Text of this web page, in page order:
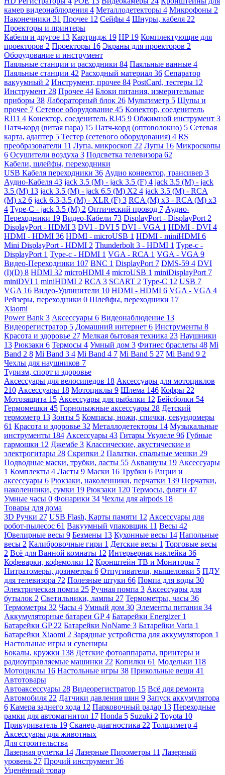
камер видеонаблюдения 4 Металлодетекторы 4 Микрофоны 2
Наконечники 31 Прочее 12 Сейфы 4 Шнуры, кабеля 22
Проекторы и принтеры
Кабеля и другое 13 Картридж 19 HP 19 Комплектующие для
проекторов 2 Проекторы 16 Экраны для проекторов 2
Оборудование и инструмент
Паяльные станции и расходники 84 Паяльные ванные 4
Паяльные станции 42 Расходный материал 36 Сепаратор
вакуумный 2 Инструмент, прочее 84 PostCard, тестеры 12
Инструмент 28 Прочее 44 Блоки питания, измерительные
приборы 38 Лабораторный блок 26 Мультиметр 5 Щупы и
прочее 7 Сетевое оборудование 45 Конектор, соеденитель
RJ11 4 Конектор, соеденитель RJ45 9 Обжимной инструмент 3
Патч-корд (витая пара) 15 Патч-корд (оптоволокно) 5 Сетевая
карта, адаптер 5 Тестер (сетевого оборудования) 4 RS
преобразователи 11 Лупа, микроскоп 22 Лупы 16 Микроскопы
6 Осушители воздуха 3 Подсветка телевизора 62
Кабели, шлейфы, переходники
USB Кабеля переходники 36 Аудио конвектор, трансивер 3
Аудио-Кабеля 43 jack 3.5 (M) - jack 3.5 (F) 4 jack 3.5 (M) - jack
3.5 (M) 13 jack 3.5 (M) - jack 6.5 (M) X2 4 jack 3.5 (M) - RCA
(M) x2 6 jack 6.3-3.5 (M) - XLR (F) 3 RCA (M) x3 - RCA (M) x3
4 Type-C - jack 3.5 (M) 2 Оптический провод 7 Аудио-
Переходники 19 Видео-Кабели 73 DisplayPort - DisplayPort 2
DisplayPort - HDMI 3 DVI - DVI 5 DVI - VGA 1 HDMI - DVI 4
HDMI - HDMI 36 HDMI - microUSB 1 HDMI - miniHDMI 6
Mini DisplayPort - HDMI 2 Thunderbolt 3 - HDMI 1 Type-c -
DisplayPort 1 Type-c - HDMI 1 VGA - RCA 1 VGA - VGA 9
Видео-Переходники 107 BNC 1 DisplayPort 7 DMS-59 4 DVI
(I)(D) 8 HDMI 32 microHDMI 4 microUSB 1 miniDisplayPort 7
miniDVI 1 miniHDMI 2 RCA 3 SCART 2 Type-C 12 USB 7
VGA 16 Видео-Удлинители 10 HDMI - HDMI 6 VGA - VGA 4
Рейзеры, переходники 0 Шлейфы, переходники 17
Xiaomi
Power Bank 3 Аксессуары 6 Видеонаблюдение 13
Видеорегистратор 5 Домашний интернет 6 Инструменты 8
Красота и здоровье 27 Мелкая бытовая техника 23 Наушники
13 Рюкзаки 6 Термосы 4 Умный дом 3 Фитнес браслеты 48 Mi
Band 2 8 Mi Band 3 4 Mi Band 4 7 Mi Band 5 27 Mi Band 9 2
Чехлы для наушников 7
Туризм, спорт и здоровье
Аксессуары для велосипедов 18 Аксессуары для мотоциклов
210 Аксессуары 18 Мотоциклы 9 Шлема 146 Кофры 22
Мотозащита 15 Аксессуары для рыбалки 12 Бейсболки 54
Гермомешки 45 Горнолыжные аксессуары 28 Детский
термометр 13 Зонты 5 Компасы, ножи, спички, секундомеры
61 Красота и здоровье 32 Металлодетекторы 14 Музыкальные
инструменты 184 Аксессуары 43 Гитары Укулеле 96 Губные
гармошки 12 Джембе 3 Классические, акустические и
электрогитары 28 Скрипки 2 Палатки, спальные мешки 29
Подводные маски, трубки, ласты 55 Аквашузы 19 Аксессуары
1 Комплекты 4 Ласты 9 Маски 16 Трубки 6 Рации и
аксессуары 6 Рюкзаки, наколенники, перчатки 139 Перчатки,
наколенники, сумки 19 Рюкзаки 120 Термосы, фляги 47
Умные часы 0 Фонарики 34 Чехлы для airpods 18
Товары для дома
3D Ручки 27 USB Flash, Карты памяти 12 Аксессуары для
робот-пылесос 61 Вакуумный упаковщик 11 Весы 42
Ювелирные весы 9 Безмены 13 Кухонные весы 14 Напольные
весы 2 Калибровочные гири 1 Детские весы 1 Торговые весы
2 Всё для Ванной комнаты 12 Интерьерная наклейка 36
Кофеварки, кофемолки 12 Кронштейн ТВ и Мониторы 7
Нитратомеры, дозиметры 6 Отпугиватели, мышеловки 5 ПДУ
для телевизора 72 Полезные штуки 66 Помпа для воды 30
Электрическая помпа 25 Ручная помпа 3 Аксессуары для
бутылок 2 Светильники, лампы 27 Термометры, часы 36
Термометры 32 Часы 4 Умный дом 30 Элементы питания 34
Аккумуляторные батареи GP4 Батарейки Energizer 1
Батарейки GP 22 Батарейки NoName 3 Батарейки Varta 1
Батарейки Xiaomi 2 Зарядные устройства для аккумуляторов 1
Настольные игры и сувениры
Бокалы, кружки 138 Детские фотоаппараты, принтеры и
радиоуправляемые машинки 22 Копилки 61 Модельки 118
Мотоциклы 16 Настольные игры 38 Прикольные вещи 41
Автотовары
Автоаксессуары 28 Видеорегистратор 15 Всё для ремонта
Автомобиля 22 Датчики давления шин 9 Запуск аккумулятора
6 Камера заднего хода 12 Парковочный радар 13 Переходные
рамки для автомагнитол 17 Honda 5 Suzuki 2 Toyota 10
Прикуриватель 19 Сканер-диагностика 22 Толщиметр 4
Аксессуары для животных
Для строительства
Лазерная рулетка 14 Лазерные Пирометры 11 Лазерный
уровень 27 Прочий инструмент 36
Уценённый товар